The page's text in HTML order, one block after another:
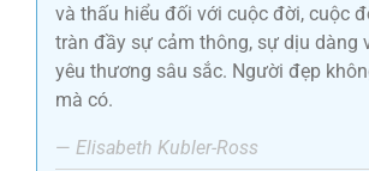
và thấu hiểu đối với cuộc đời, cuộc
tràn đầy sự cảm thông, sự dịu dàng
yêu thương sâu sắc. Người đẹp
mà có.
— Elisabeth Kubler-Ross